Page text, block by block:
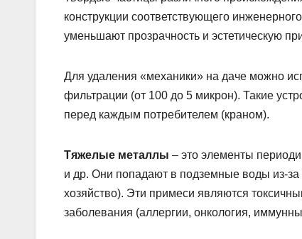
конструкции соответствующего
уменьшают прозрачность и эстетическую
Для удаления «механики» на даче можно
фильтрации (от 100 до 5 микрон). Такие
перед каждым потребителем (краном).
Тяжелые металлы – это элементы
и др. Они попадают в подземные воды из-за
хозяйство). Эти примеси являются
заболевания (аллергии, онкология,